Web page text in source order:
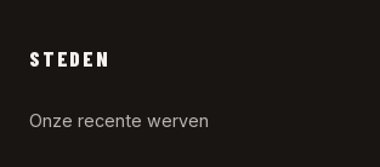
STEDEN
Onze recente werven